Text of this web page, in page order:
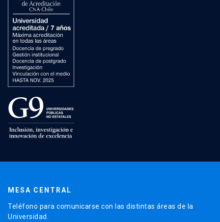
MESA CENTRAL
Teléfono para comunicarse con las distintas áreas de la
Universidad.